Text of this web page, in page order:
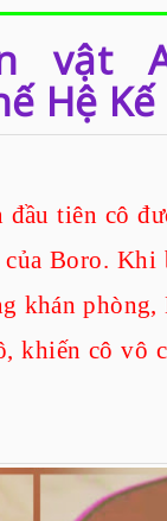
vật
Hệ
tiên cô
Boro.
khán
khiến cô vô